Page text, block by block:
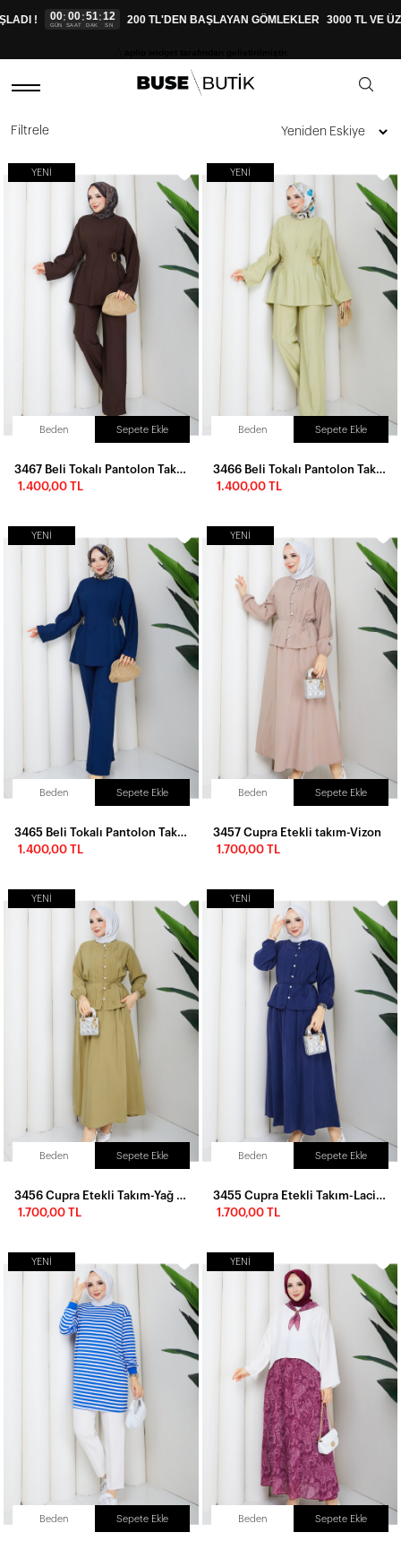
! 00
GÜN
: 00
SAAT
:51
DAK
:11
SN 200 TL'DEN BAŞLAYAN GÖMLEKLER 3000 TL VE ÜZERİ
Filtrele
YENI
Beden Sepete Ekle
1.400,00 TL
YENI
Beden Sepete Ekle
1.400,00 TL
YENI
Beden Sepete Ekle
1.400,00 TL
YENI
Beden Sepete Ekle
3457 Cupra Etekli takım-Vizon
1.700,00 TL
YENI
Beden Sepete Ekle
1.700,00 TL
YENI
Beden Sepete Ekle
1.700,00 TL
YENI
Beden Sepete Ekle
YENI
Beden Sepete Ekle